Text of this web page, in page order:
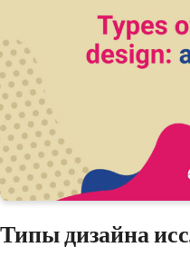
Типы дизайна